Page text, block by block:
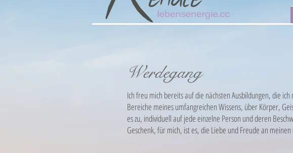
Werdegang
Ich freu mich bereits auf die nächsten Ausbildungen, die
Bereiche meines umfangreichen Wissens, über Körper,
es zu, individuell auf jede einzelne Person und deren
Geschenk, für mich, ist es, die Liebe und Freude an